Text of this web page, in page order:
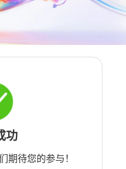
功
期待您的参与！